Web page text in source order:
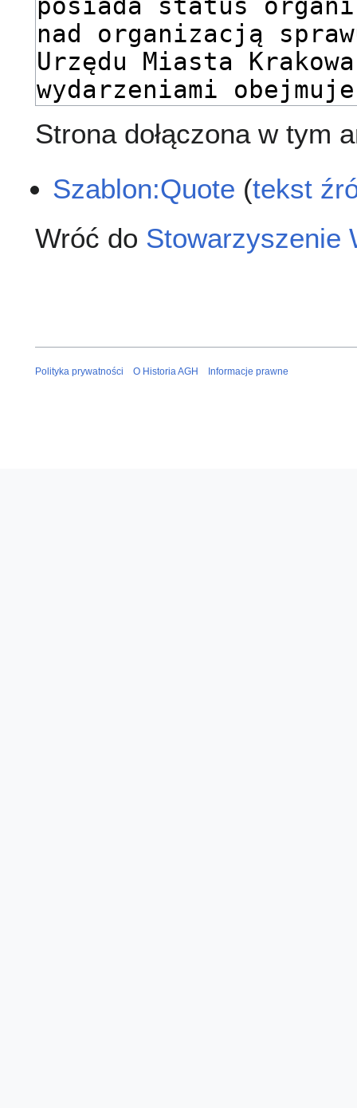
Strona dołączona w tym
Szablon:Quote (tekst
Wróć do Stowarzyszenie
Polityka prywatności O Historia AGH Informacje prawne